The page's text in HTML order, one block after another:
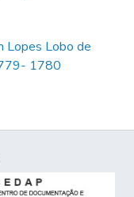
Lopes Lobo de
1780